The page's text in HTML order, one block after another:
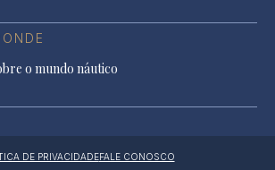
o mundo náutico
DE PRIVACIDADEFALE CONOSCO